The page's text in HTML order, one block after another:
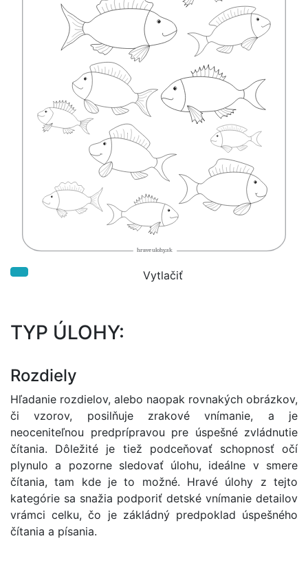
TYP ÚLOHY:
Rozdiely
Hľadanie rozdielov, alebo naopak rovnakých obrázkov,
či vzorov, posilňuje zrakové vnímanie, a je
neoceniteľnou predprípravou pre úspešné zvládnutie
čítania. Dôležité je tiež podceňovať schopnosť očí
plynulo a pozorne sledovať úlohu, ideálne v smere
čítania, tam kde je to možné. Hravé úlohy z tejto
kategórie sa snažia podporiť detské vnímanie detailov
vrámci celku, čo je zákládný predpoklad úspešného
čítania a písania.